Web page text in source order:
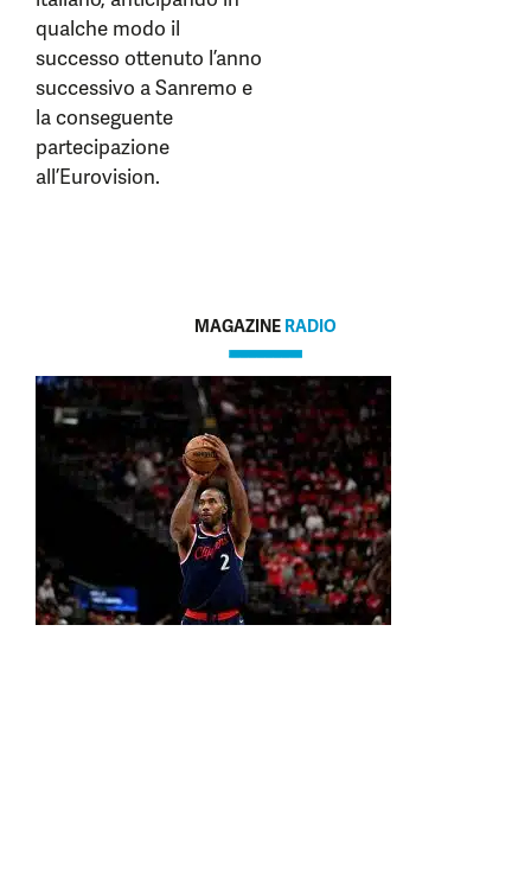
qualche modo il
successo ottenuto l’anno
successivo a Sanremo e
la conseguente
partecipazione
all’Eurovision.
MAGAZINE RADIO